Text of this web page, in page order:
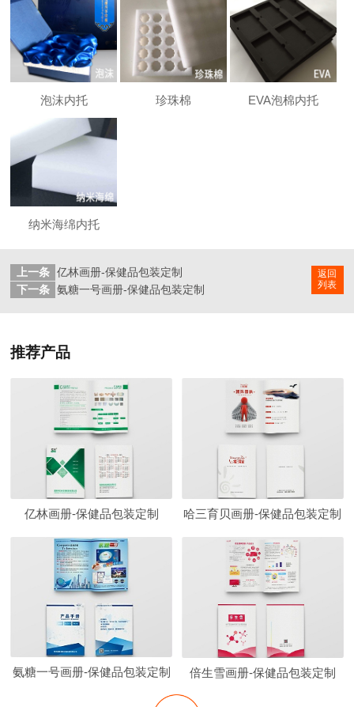
泡沫内托 珍珠棉 EVA泡棉内托
纳米海绵内托
返回
列表
上一条 亿林画册-保健品包装定制
下一条 氨糖一号画册-保健品包装定制
推荐产品
亿林画册-保健品包装定制 哈三育贝画册-保健品包装定制
氨糖一号画册-保健品包装定制 倍生雪画册-保健品包装定制